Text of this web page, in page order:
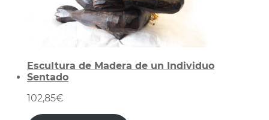
Escultura de Madera de un Individuo
Sentado
102,85€